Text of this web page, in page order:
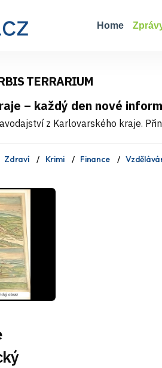
Home
TERRARIUM
– každý den nové
z Karlovarského kraje.
Zdraví Krimi Finance